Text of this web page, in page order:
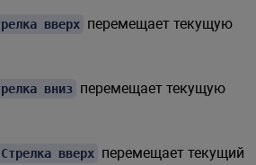
вверх перемещает текущую
вниз перемещает текущую
вверх перемещает текущий